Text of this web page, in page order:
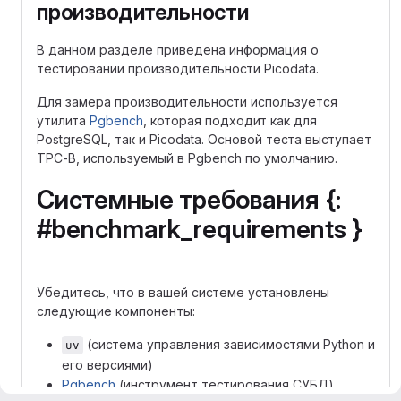
производительности
В данном разделе приведена информация о
тестировании производительности Picodata.
Для замера производительности используется
утилита Pgbench , которая подходит как для
PostgreSQL, так и Picodata. Основой теста выступает
TPC-B, используемый в Pgbench по умолчанию.
Системные требования {:
#benchmark_requirements }
Убедитесь, что в вашей системе установлены
следующие компоненты:
uv (система управления зависимостями Python и
его версиями)
Pgbench (инструмент тестирования СУБД)